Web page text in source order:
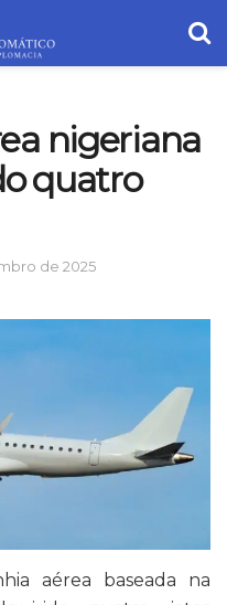
nigeriana
quatro
de 2025
aérea baseada na